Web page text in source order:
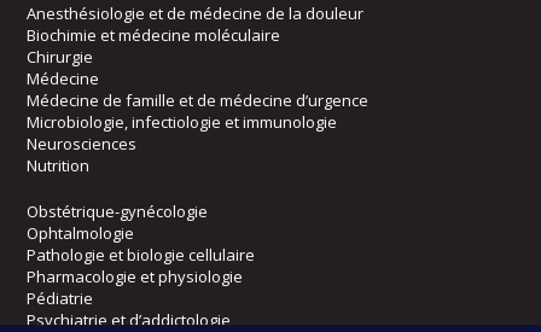
Anesthésiologie et de médecine de la douleur
Biochimie et médecine moléculaire
Chirurgie
Médecine
Médecine de famille et de médecine d’urgence
Microbiologie, infectiologie et immunologie
Neurosciences
Nutrition
Obstétrique-gynécologie
Ophtalmologie
Pathologie et biologie cellulaire
Pharmacologie et physiologie
Pédiatrie
Psychiatrie et d’addictologie